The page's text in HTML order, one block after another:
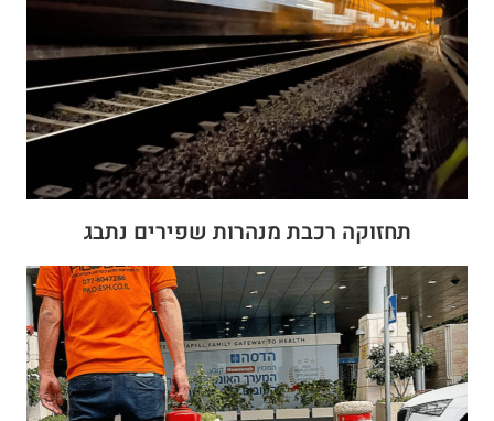
תחזוקה רכבת מנהרות שפירים נתבג